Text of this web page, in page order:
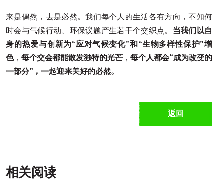
来是偶然，去是必然。我们每个人的生活各有方向，不知何
时会与气候行动、环保议题产生若干个交织点。 当我们以自
身的热爱与创新为“应对气候变化”和“生物多样性保护”增
色，每个交会都能散发独特的光芒，每个人都会“成为改变的
一部分”，一起迎来美好的必然。
返回
相关阅读